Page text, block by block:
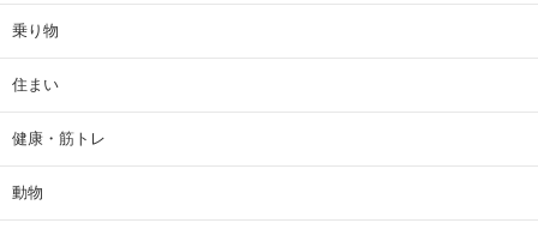
乗り物
住まい
健康・筋トレ
動物